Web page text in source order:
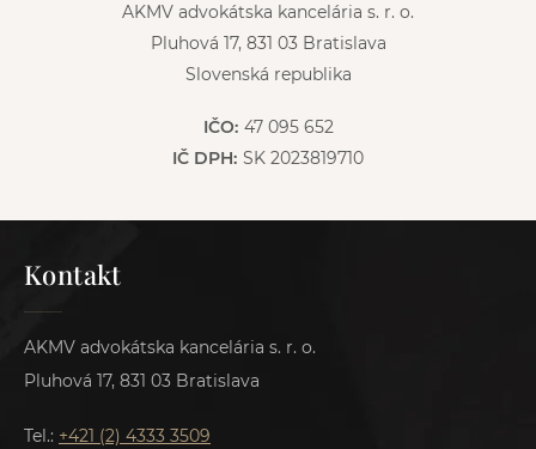
AKMV advokátska kancelária s. r. o.
Pluhová 17, 831 03 Bratislava
Slovenská republika
IČO: 47 095 652
IČ DPH: SK 2023819710
Kontakt
AKMV advokátska kancelária s. r. o.
Pluhová 17, 831 03 Bratislava
Tel.: +421 (2) 4333 3509